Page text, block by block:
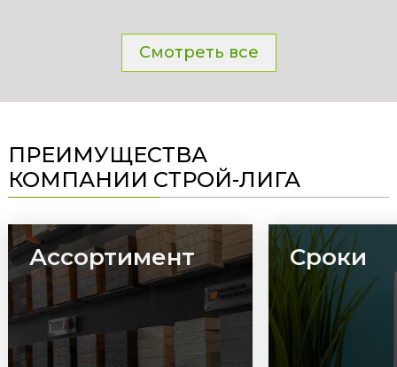
Смотреть все
ПРЕИМУЩЕСТВА
КОМПАНИИ СТРОЙ-ЛИГА
Ассортимент Сроки